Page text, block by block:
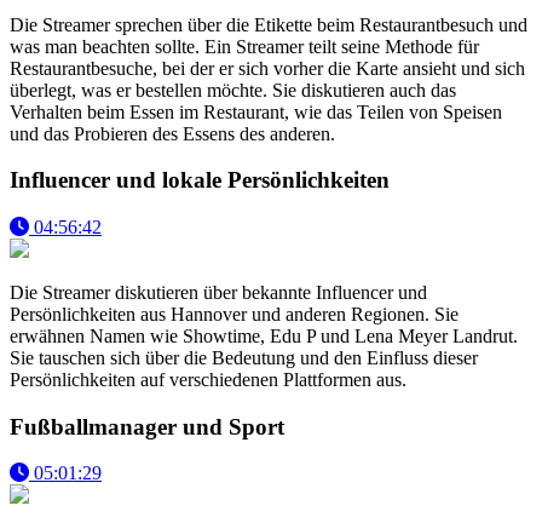
Die Streamer sprechen über die Etikette beim Restaurantbesuch und
was man beachten sollte. Ein Streamer teilt seine Methode für
Restaurantbesuche, bei der er sich vorher die Karte ansieht und sich
überlegt, was er bestellen möchte. Sie diskutieren auch das
Verhalten beim Essen im Restaurant, wie das Teilen von Speisen
und das Probieren des Essens des anderen.
Influencer und lokale Persönlichkeiten
04:56:42
Die Streamer diskutieren über bekannte Influencer und
Persönlichkeiten aus Hannover und anderen Regionen. Sie
erwähnen Namen wie Showtime, Edu P und Lena Meyer Landrut.
Sie tauschen sich über die Bedeutung und den Einfluss dieser
Persönlichkeiten auf verschiedenen Plattformen aus.
Fußballmanager und Sport
05:01:29